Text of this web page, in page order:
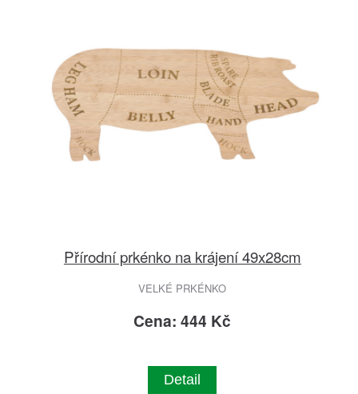
Přírodní prkénko na krájení 49x28cm
VELKÉ PRKÉNKO
Cena: 444 Kč
Detail